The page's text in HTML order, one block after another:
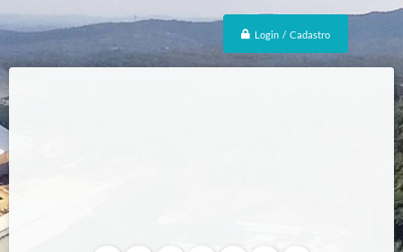
Login / Cadastro